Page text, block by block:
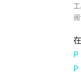
在
P
P